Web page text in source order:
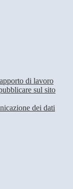
di lavoro
sul sito
dei dati